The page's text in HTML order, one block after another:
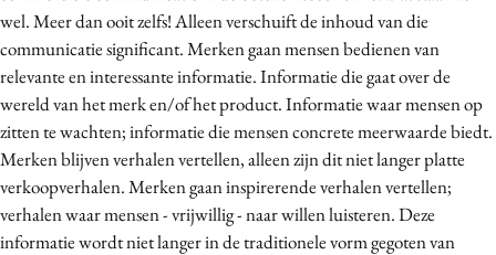
wel. Meer dan ooit zelfs! Alleen verschuift de inhoud van die
communicatie significant. Merken gaan mensen bedienen van
relevante en interessante informatie. Informatie die gaat over de
wereld van het merk en/of het product. Informatie waar mensen op
zitten te wachten; informatie die mensen concrete meerwaarde biedt.
Merken blijven verhalen vertellen, alleen zijn dit niet langer platte
verkoopverhalen. Merken gaan inspirerende verhalen vertellen;
verhalen waar mensen - vrijwillig - naar willen luisteren. Deze
informatie wordt niet langer in de traditionele vorm gegoten van